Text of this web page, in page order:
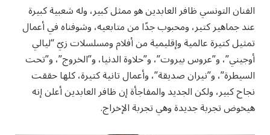
الفنان التونسي ظافر العابدين هو ممثل كبير، وله شعبية كبيرة
عند جماهير كتير، ومحبوب جدًا من متابعيه، وشوفناه في أعمال
تمثيل كتيرة عالمية وإقليمية من أفلام ومسلسلات زيّ “ليالي
أوجيني”، و”عروس بيروت”، و”حلاوة الدنيا، و”الخروج”، و”تحت
السيطرة”، و”نيران صديقة”، وأعمال تانية كتيرة، كلها حققت
نجاح كبير، ولكن الجديد والمفاجأة إن ظافر العابدين أعلن إنه
هيخوض تجربة جديدة وهي تجربة الإخراج.